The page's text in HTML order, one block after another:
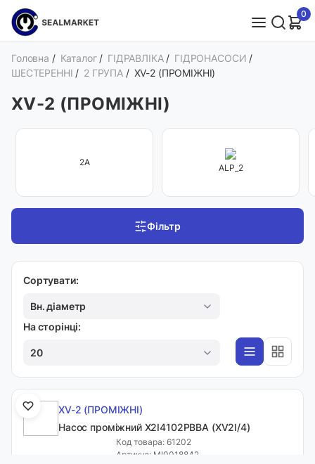
0
Головна / Каталог / ГІДРАВЛІКА / ГІДРОНАСОСИ /
ШЕСТЕРЕННІ / 2 ГРУПА / XV-2 (ПРОМІЖНІ)
XV-2 (ПРОМІЖНІ)
2A
ALP_2
Фільтр
Сортувати:
Вн. діаметр
На сторінці:
20
XV-2 (ПРОМІЖНІ)
Насос проміжний X2I4102PBBA (XV2I/4)
Код товара: 61202
Артикул: MI0018842